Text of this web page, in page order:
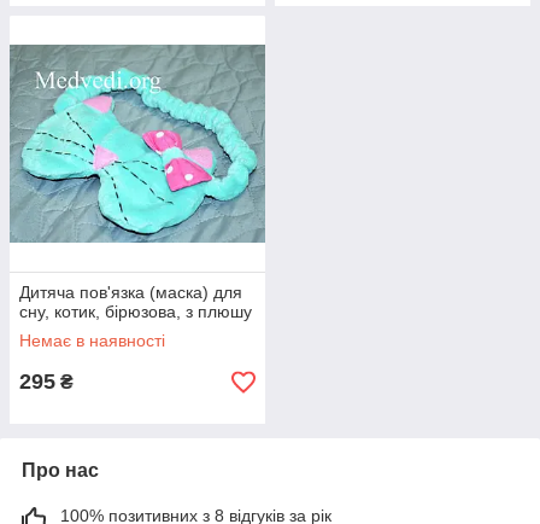
Дитяча пов'язка (маска) для
сну, котик, бірюзова, з плюшу
Немає в наявності
295 ₴
Про нас
100% позитивних з 8 відгуків за рік